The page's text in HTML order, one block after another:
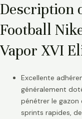
Description
Football
Vapor XVI
Excellente
généralement
pénétrer le
sprints rapides,